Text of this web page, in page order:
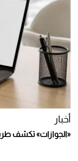
أخبار
«الجوازات» تكشف